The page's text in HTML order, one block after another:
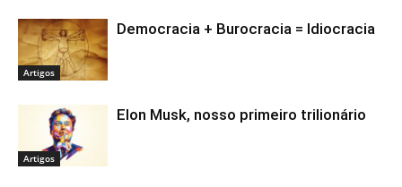
Artigos
Democracia + Burocracia = Idiocracia
Artigos
Elon Musk, nosso primeiro trilionário